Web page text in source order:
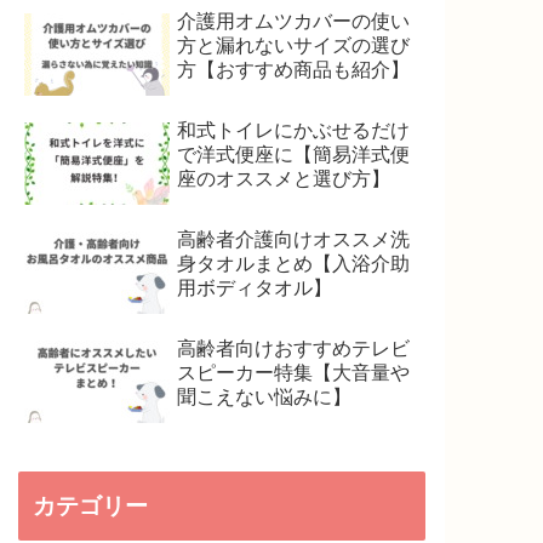
介護用オムツカバーの使い
方と漏れないサイズの選び
方【おすすめ商品も紹介】
和式トイレにかぶせるだけ
で洋式便座に【簡易洋式便
座のオススメと選び方】
高齢者介護向けオススメ洗
身タオルまとめ【入浴介助
用ボディタオル】
高齢者向けおすすめテレビ
スピーカー特集【大音量や
聞こえない悩みに】
カテゴリー